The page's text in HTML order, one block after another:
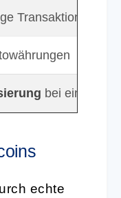
Transaktionen
bei einigen
echte